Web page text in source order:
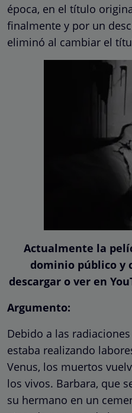
época, en el título
finalmente y por un
eliminó al cambiar el
Actualmente la
dominio público y
descargar o ver en
Argumento:
Debido a las
estaba realizando
Venus, los muertos
los vivos. Barbara, que
su hermano en un